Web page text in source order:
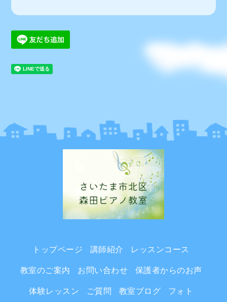
トップページ 講師紹介 レッスンコース
教室のご案内 お問い合わせ 保護者からのお声
体験レッスン ご質問 教室ブログ フォト